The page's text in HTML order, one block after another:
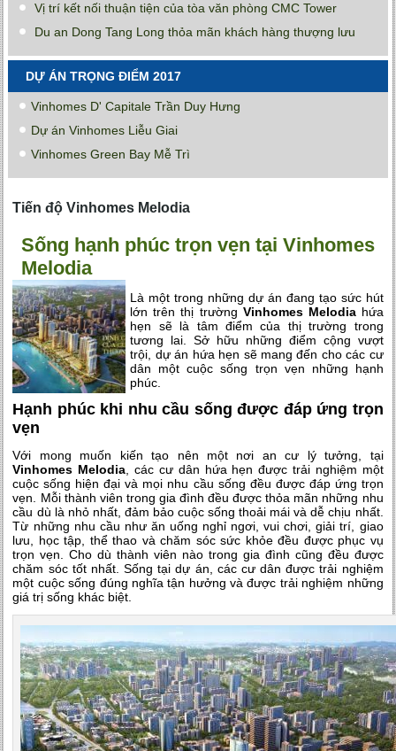
Vị trí kết nối thuận tiện của tòa văn phòng CMC Tower
Du an Dong Tang Long thỏa mãn khách hàng thượng lưu
DỰ ÁN TRỌNG ĐIỂM 2017
Vinhomes D' Capitale Trần Duy Hưng
Dự án Vinhomes Liễu Giai
Vinhomes Green Bay Mễ Trì
Tiến độ Vinhomes Melodia
Sống hạnh phúc trọn vẹn tại Vinhomes
Melodia
Là một trong những dự án đang tạo sức hút
lớn trên thị trường Vinhomes Melodiahứa
hẹn sẽ là tâm điểm của thị trường trong
tương lai. Sở hữu những điểm cộng vượt
trội, dự án hứa hẹn sẽ mang đến cho các cư
dân một cuộc sống trọn vẹn những hạnh
phúc.
Hạnh phúc khi nhu cầu sống được đáp ứng trọn
vẹn
Với mong muốn kiến tạo nên một nơi an cư lý tưởng, tại
Vinhomes Melodia, các cư dân hứa hẹn được trải nghiệm một
cuộc sống hiện đại và mọi nhu cầu sống đều được đáp ứng trọn
vẹn. Mỗi thành viên trong gia đình đều được thỏa mãn những nhu
cầu dù là nhỏ nhất, đảm bảo cuộc sống thoải mái và dễ chịu nhất.
Từ những nhu cầu như ăn uống nghỉ ngơi, vui chơi, giải trí, giao
lưu, học tập, thể thao và chăm sóc sức khỏe đều được phục vụ
trọn vẹn. Cho dù thành viên nào trong gia đình cũng đều được
chăm sóc tốt nhất. Sống tại dự án, các cư dân được trải nghiệm
một cuộc sống đúng nghĩa tận hưởng và được trải nghiệm những
giá trị sống khác biệt.